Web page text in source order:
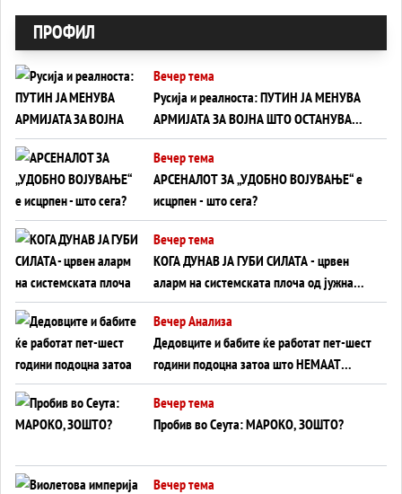
ПРОФИЛ
Вечер тема
Русија и реалноста: ПУТИН ЈА МЕНУВА
АРМИЈАТА ЗА ВОЈНА ШТО ОСТАНУВА
БЕЗ ФРОНТ
Вечер тема
АРСЕНАЛОТ ЗА „УДОБНО ВОЈУВАЊЕ“ е
исцрпен - што сега?
Вечер тема
КОГА ДУНАВ ЈА ГУБИ СИЛАТА - црвен
аларм на системската плоча од јужна
Германија до Црното Море...
Вечер Анализа
Дедовците и бабите ќе работат пет-шест
години подоцна затоа што НЕМААТ
ВНУЦИ ДА ГИ ЗАМЕНАТ
Вечер тема
Пробив во Сеута: МАРОКО, ЗОШТО?
Вечер тема